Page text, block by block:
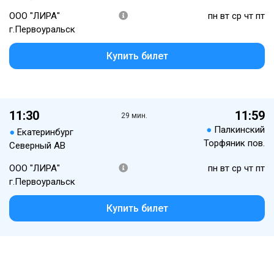
ООО "ЛИРА"
г.Первоуральск
пн вт ср чт пт
Купить билет
11:30
● Екатеринбург
Северный АВ
29 мин. 11:59
● Палкинский
Торфяник пов.
ООО "ЛИРА"
г.Первоуральск
пн вт ср чт пт
Купить билет